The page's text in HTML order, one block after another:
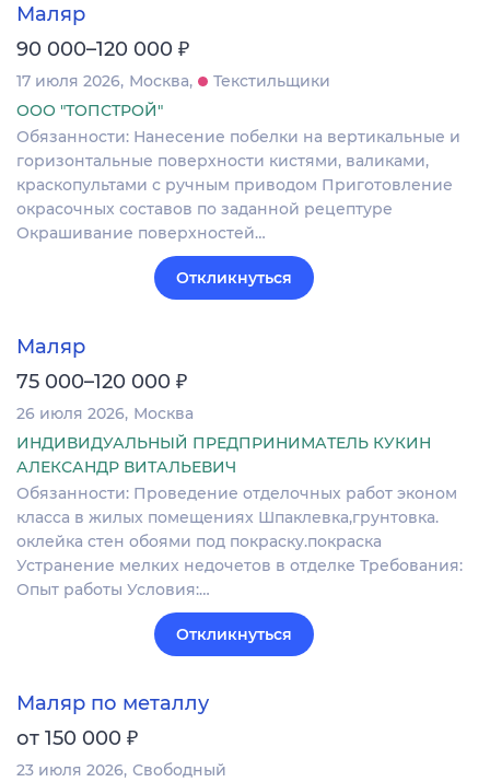
Маляр
90 000–120 000 ₽
17 июля 2026 Москва
Текстильщики
ООО "ТОПСТРОЙ"
Обязанности: Нанесение побелки на вертикальные и
горизонтальные поверхности кистями, валиками,
краскопультами с ручным приводом Приготовление
окрасочных составов по заданной рецептуре
Окрашивание поверхностей…
Откликнуться
Маляр
75 000–120 000 ₽
26 июля 2026 Москва
ИНДИВИДУАЛЬНЫЙ ПРЕДПРИНИМАТЕЛЬ КУКИН
АЛЕКСАНДР ВИТАЛЬЕВИЧ
Обязанности: Проведение отделочных работ эконом
класса в жилых помещениях Шпаклевка,грунтовка.
оклейка стен обоями под покраску.покраска
Устранение мелких недочетов в отделке Требования:
Опыт работы Условия:…
Откликнуться
Маляр по металлу
от 150 000 ₽
23 июля 2026 Свободный